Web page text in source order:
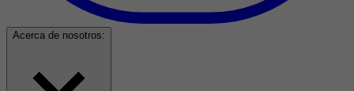
Acerca de nosotros: